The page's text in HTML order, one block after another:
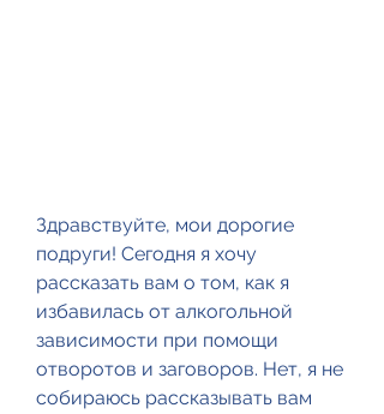
Здравствуйте, мои дорогие
подруги! Сегодня я хочу
рассказать вам о том, как я
избавилась от алкогольной
зависимости при помощи
отворотов и заговоров. Нет, я не
собираюсь рассказывать вам